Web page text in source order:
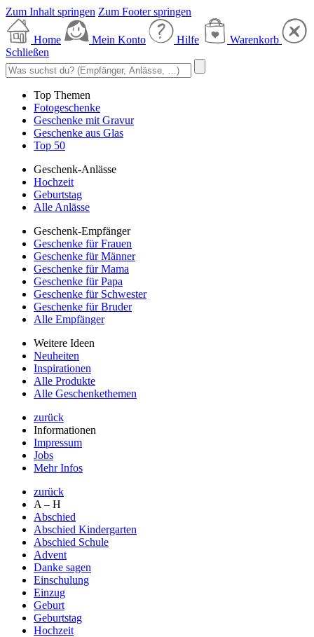
Zum Inhalt springen Zum Footer springen
Home Mein Konto Hilfe
Warenkorb
Schließen
Top Themen
Fotogeschenke
Geschenke mit Gravur
Geschenke aus Glas
Top 50
Geschenk-Anlässe
Hochzeit
Geburtstag
Alle Anlässe
Geschenk-Empfänger
Geschenke für Frauen
Geschenke für Männer
Geschenke für Mama
Geschenke für Papa
Geschenke für Schwester
Geschenke für Bruder
Alle Empfänger
Weitere Ideen
Neuheiten
Inspirationen
Alle Produkte
Alle Geschenkethemen
zurück
Informationen
Impressum
Jobs
Mehr Infos
zurück
A – H
Abschied
Abschied Kindergarten
Abschied Schule
Advent
Danke sagen
Einschulung
Einzug
Geburt
Geburtstag
Hochzeit